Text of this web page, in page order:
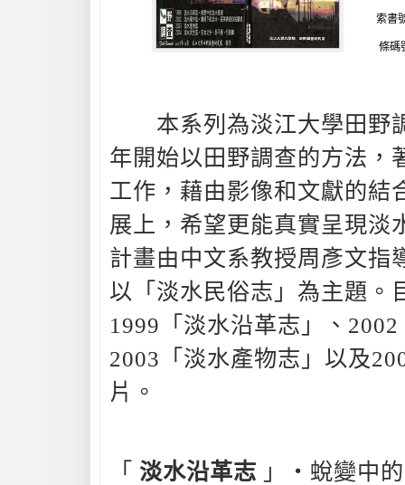
索書
條碼
本系列為淡江大學田野
年開始以田野調查的方法，
工作，藉由影像和文獻的結
展上，希望更能真實呈現淡
計畫由中文系教授周彥文指
以「淡水民俗志」為主題。
1999「淡水沿革志」、
2003「淡水產物志」以及
片。
「 淡水沿革志 」‧蛻變中